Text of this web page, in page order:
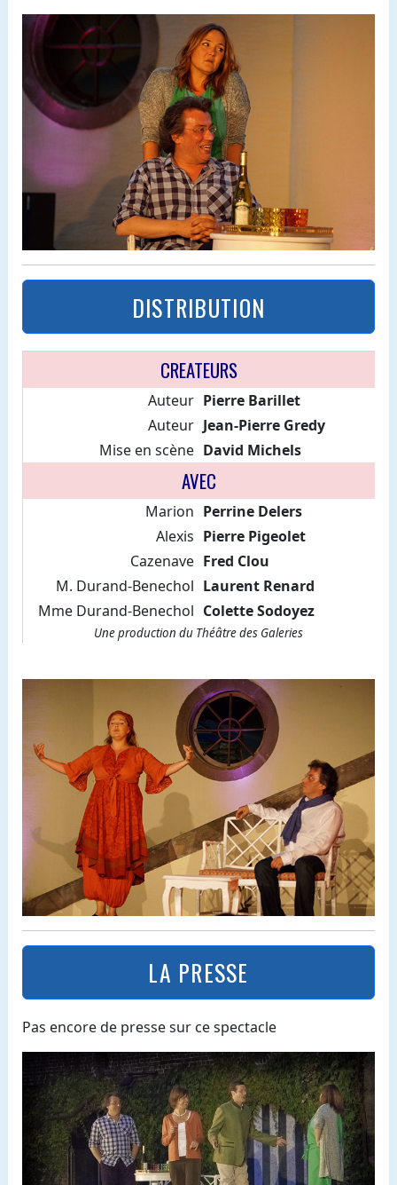
DISTRIBUTION
CREATEURS
Auteur Pierre Barillet
Auteur Jean-Pierre Gredy
Mise en scène David Michels
AVEC
Marion Perrine Delers
Alexis Pierre Pigeolet
Cazenave Fred Clou
M. Durand-Benechol Laurent Renard
Mme Durand-Benechol Colette Sodoyez
Une production du Théâtre des Galeries
LA PRESSE
Pas encore de presse sur ce spectacle